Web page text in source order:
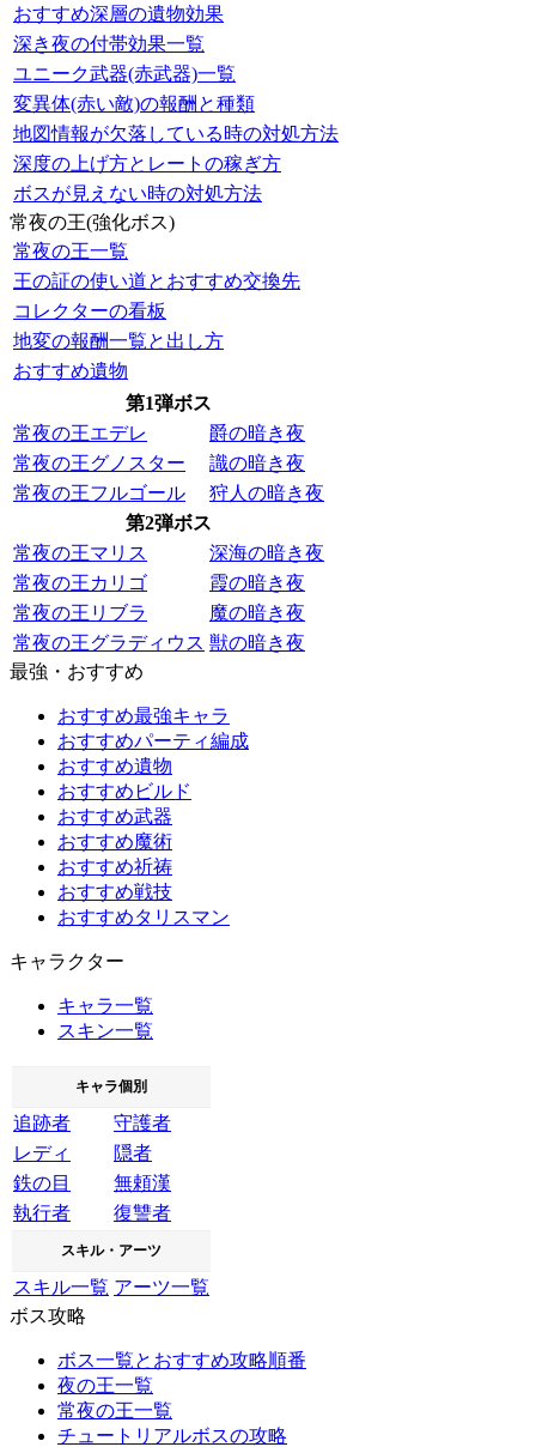
おすすめ深層の遺物効果
深き夜の付帯効果一覧
ユニーク武器(赤武器)一覧
変異体(赤い敵)の報酬と種類
地図情報が欠落している時の対処方法
深度の上げ方とレートの稼ぎ方
ボスが見えない時の対処方法
常夜の王(強化ボス)
常夜の王一覧
王の証の使い道とおすすめ交換先
コレクターの看板
地変の報酬一覧と出し方
おすすめ遺物
第1弾ボス
常夜の王エデレ
爵の暗き夜
常夜の王グノスター
識の暗き夜
常夜の王フルゴール
狩人の暗き夜
第2弾ボス
常夜の王マリス
深海の暗き夜
常夜の王カリゴ
霞の暗き夜
常夜の王リブラ
魔の暗き夜
常夜の王グラディウス 獣の暗き夜
最強・おすすめ
おすすめ最強キャラ
おすすめパーティ編成
おすすめ遺物
おすすめビルド
おすすめ武器
おすすめ魔術
おすすめ祈祷
おすすめ戦技
おすすめタリスマン
キャラクター
キャラ一覧
スキン一覧
キャラ個別
追跡者
守護者
レディ
隠者
鉄の目
無頼漢
執行者
復讐者
スキル・アーツ
スキル一覧 アーツ一覧
ボス攻略
ボス一覧とおすすめ攻略順番
夜の王一覧
常夜の王一覧
チュートリアルボスの攻略